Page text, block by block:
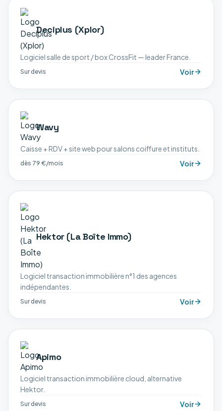
Deciplus (Xplor)
Logiciel salle de sport / box CrossFit — leader France.
Sur devis Voir
Wavy
Caisse + RDV + site web pour salons coiffure et instituts.
dès 79 €/mois Voir
Hektor (La Boîte Immo)
Logiciel transaction immobilière n°1 des agences
indépendantes.
Sur devis Voir
Apimo
Logiciel transaction immobilière cloud, alternative
Hektor.
Sur devis Voir